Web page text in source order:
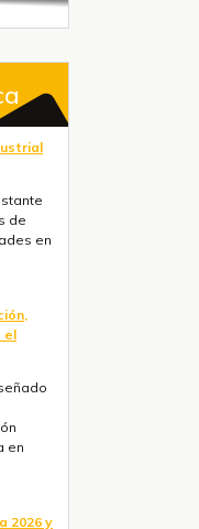
de
en
el
en
2026 y